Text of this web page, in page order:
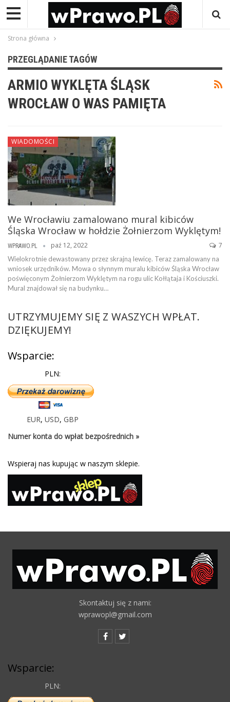
Strona główna
PRZEGLĄDANIE TAGÓW
ARMIO WYKLĘTA ŚLĄSK
WROCŁAW O WAS PAMIĘTA
WIADOMOŚCI
We Wrocławiu zamalowano mural kibiców
Śląska Wrocław w hołdzie Żołnierzom Wyklętym!
WPRAWO.PL paź 12, 2022 7
Wielokrotnie dewastowany przez skrajną lewicę. Teraz zamalowany na
wniosek urzędników. Mowa o słynnym muralu kibiców Śląska Wrocław
poświęconym Żołnierzom Wyklętym na rogu ulic Kołłątaja i Kościuszki.
Mural znajdował się na budynku…
UTRZYMUJEMY SIĘ Z WASZYCH WPŁAT.
DZIĘKUJEMY!
Wsparcie:
PLN:
EUR, USD, GBP
Numer konta do wpłat bezpośrednich »
Wspieraj nas kupując w naszym sklepie.
Skontaktuj się z nami:
wprawopl@gmail.com
Wsparcie:
PLN: